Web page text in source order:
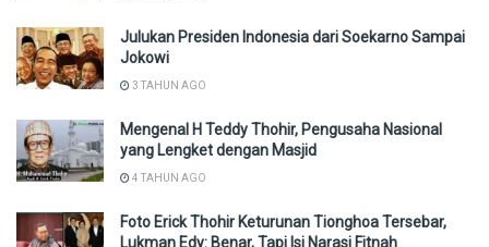
Julukan Presiden Indonesia dari Soekarno Sampai
Jokowi
3 TAHUN AGO
Mengenal H Teddy Thohir, Pengusaha Nasional
yang Lengket dengan Masjid
4 TAHUN AGO
Foto Erick Thohir Keturunan Tionghoa Tersebar,
Lukman Edy: Benar, Tapi Isi Narasi Fitnah